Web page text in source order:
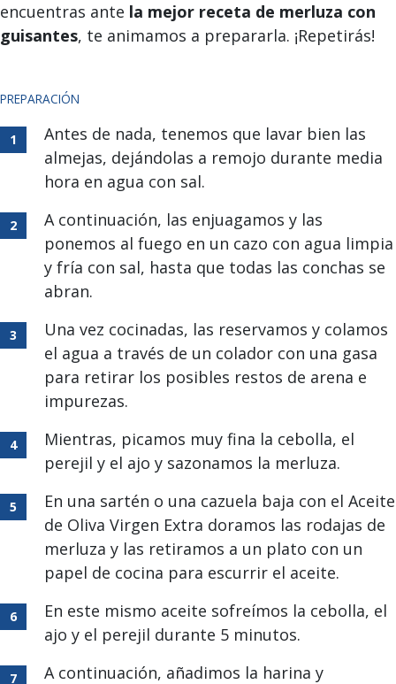
encuentras ante la mejor receta de merluza con
guisantes, te animamos a prepararla. ¡Repetirás!
PREPARACIÓN
Antes de nada, tenemos que lavar bien las
almejas, dejándolas a remojo durante media
hora en agua con sal.
A continuación, las enjuagamos y las
ponemos al fuego en un cazo con agua limpia
y fría con sal, hasta que todas las conchas se
abran.
Una vez cocinadas, las reservamos y colamos
el agua a través de un colador con una gasa
para retirar los posibles restos de arena e
impurezas.
Mientras, picamos muy fina la cebolla, el
perejil y el ajo y sazonamos la merluza.
En una sartén o una cazuela baja con el Aceite
de Oliva Virgen Extra doramos las rodajas de
merluza y las retiramos a un plato con un
papel de cocina para escurrir el aceite.
En este mismo aceite sofreímos la cebolla, el
ajo y el perejil durante 5 minutos.
A continuación, añadimos la harina y